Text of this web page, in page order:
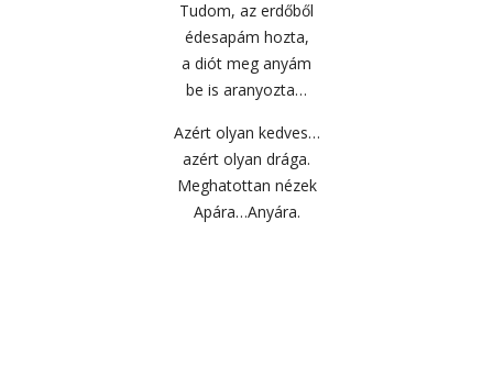
Tudom, az erdőből
édesapám hozta,
a diót meg anyám
be is aranyozta…
Azért olyan kedves…
azért olyan drága.
Meghatottan nézek
Apára…Anyára.